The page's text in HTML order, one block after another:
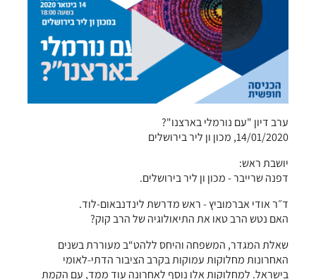
ערב דיון "עם נורמלי בארצנו"?
14/01/2020, מכון ון ליר בירושלים
יושבת ראש:
דפנה שרייבר - מכון ון ליר בירושלים.
ד״ר אודי אברמוביץ - ראש מדרשת לינדנבאום-לוד.
האם נטש הרב טאו את התיאולוגיה של הרב קוק?
שאלת המגדר, המשפחה והיחס ללהט“ב מעוררת בשנים
האחרונות מחלוקות עמוקות בקרב הציבור הדתי-לאומי
בישראל. למחלוקות אלו נוסף לאחרונה עוד ממד, עם הקמת